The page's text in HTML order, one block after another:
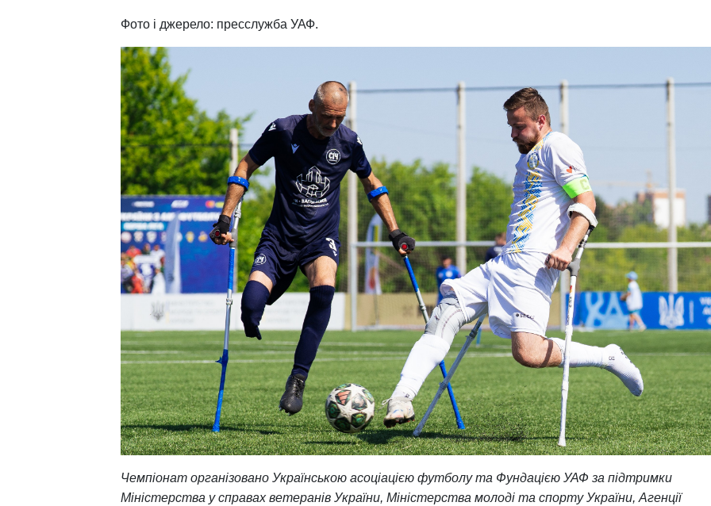
Фото і джерело: пресслужба УАФ.
Чемпіонат організовано Українською асоціацією футболу та Фундацією УАФ за підтримки
Міністерства у справах ветеранів України, Міністерства молоді та спорту України, Агенції